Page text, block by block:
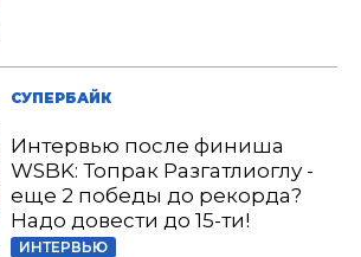
СУПЕРБАЙК
Интервью после финиша
WSBK: Топрак Разгатлиоглу -
еще 2 победы до рекорда?
Надо довести до 15-ти!
ИНТЕРВЬЮ